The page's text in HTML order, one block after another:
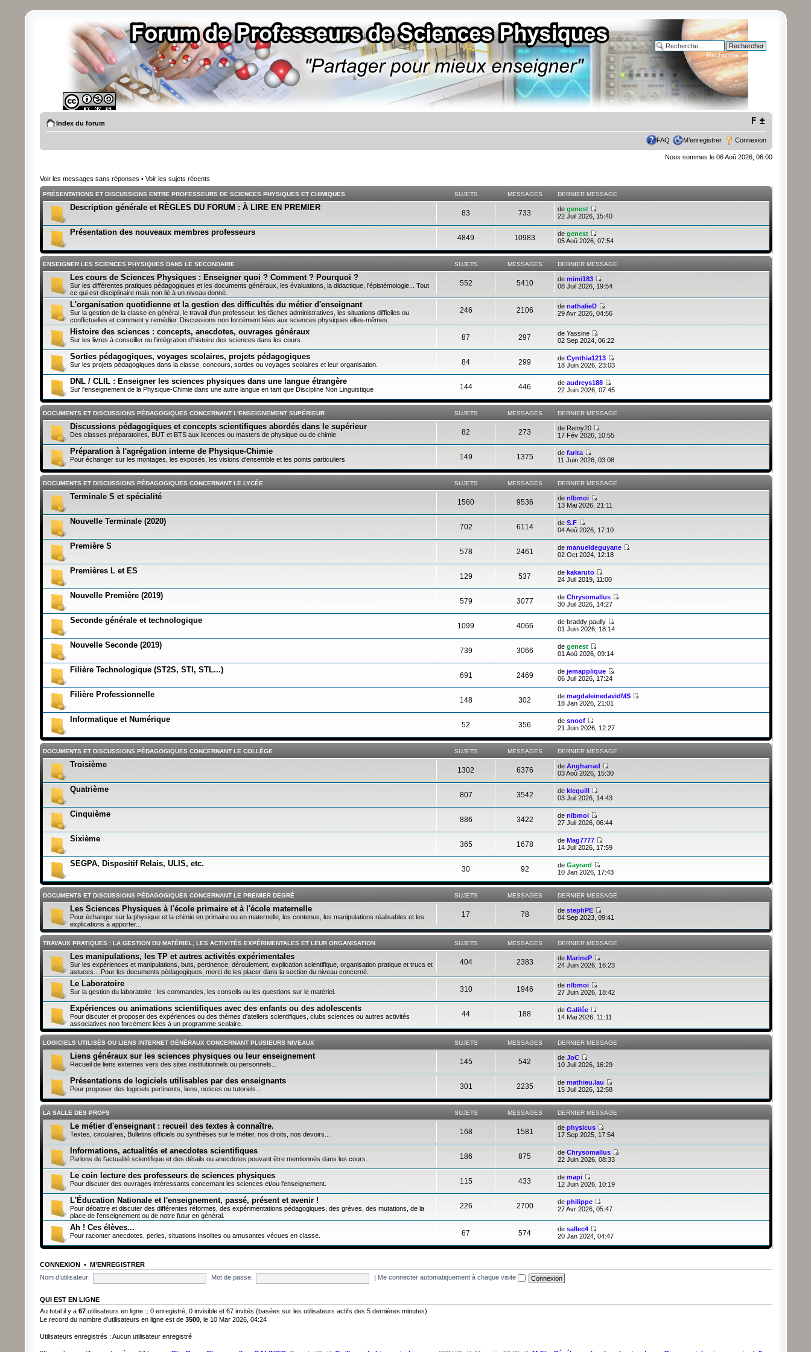
Recherche avancée
Index du forum
FAQ M’enregistrer Connexion
Nous sommes le 06 Aoû 2026, 06:00
Voir les messages sans réponses • Voir les sujets récents
PRÉSENTATIONS ET DISCUSSIONS ENTRE PROFESSEURS DE SCIENCES PHYSIQUES ET CHIMIQUES SUJETS MESSAGES DERNIER MESSAGE
Description générale et RÈGLES DU FORUM : À LIRE EN PREMIER
83 733 de genest
22 Juil 2026, 15:40
Présentation des nouveaux membres professeurs
4849 10983 de genest
05 Aoû 2026, 07:54
ENSEIGNER LES SCIENCES PHYSIQUES DANS LE SECONDAIRE SUJETS MESSAGES DERNIER MESSAGE
Les cours de Sciences Physiques : Enseigner quoi ? Comment ? Pourquoi ?
Sur les différentes pratiques pédagogiques et les documents généraux, les évaluations, la didactique, l'épistémologie... Tout
ce qui est disciplinaire mais non lié à un niveau donné.
552 5410 de mimi183
08 Juil 2026, 19:54
L'organisation quotidienne et la gestion des difficultés du métier d'enseignant
Sur la gestion de la classe en général, le travail d'un professeur, les tâches administratives, les situations difficiles ou
conflictuelles et comment y remédier. Discussions non forcément liées aux sciences physiques elles-mêmes.
246 2106 de nathalieD
29 Avr 2026, 04:56
Histoire des sciences : concepts, anecdotes, ouvrages généraux
Sur les livres à conseiller ou l'intégration d'histoire des sciences dans les cours. 87 297 de Yassine
02 Sep 2024, 06:22
Sorties pédagogiques, voyages scolaires, projets pédagogiques
Sur les projets pédagogiques dans la classe, concours, sorties ou voyages scolaires et leur organisation. 84 299 de Cynthia1213
18 Juin 2026, 23:03
DNL / CLIL : Enseigner les sciences physiques dans une langue étrangère
Sur l'enseignement de la Physique-Chimie dans une autre langue en tant que Discipline Non Linguistique 144 446 de audreys188
22 Juin 2026, 07:45
DOCUMENTS ET DISCUSSIONS PÉDAGOGIQUES CONCERNANT L'ENSEIGNEMENT SUPÉRIEUR SUJETS MESSAGES DERNIER MESSAGE
Discussions pédagogiques et concepts scientifiques abordés dans le supérieur
Des classes préparatoires, BUT et BTS aux licences ou masters de physique ou de chimie 82 273 de Remy20
17 Fév 2026, 10:55
Préparation à l'agrégation interne de Physique-Chimie
Pour échanger sur les montages, les exposés, les visions d'ensemble et les points particuliers 149 1375 de farita
11 Juin 2026, 03:08
DOCUMENTS ET DISCUSSIONS PÉDAGOGIQUES CONCERNANT LE LYCÉE SUJETS MESSAGES DERNIER MESSAGE
Terminale S et spécialité
1560 9536 de nlbmoi
13 Mai 2026, 21:11
Nouvelle Terminale (2020)
702 6114 de S.F
04 Aoû 2026, 17:10
Première S
578 2461 de manueldeguyane
02 Oct 2024, 12:18
Premières L et ES
129 537 de kakaruto
24 Juil 2019, 11:00
Nouvelle Première (2019)
579 3077 de Chrysomallus
30 Juil 2026, 14:27
Seconde générale et technologique
1099 4066 de braddy paully
01 Juin 2026, 18:14
Nouvelle Seconde (2019)
739 3066 de genest
01 Aoû 2026, 09:14
Filière Technologique (ST2S, STI, STL...)
691 2469 de jemapplique
06 Juil 2026, 17:24
Filière Professionnelle
148 302 de magdaleinedavidMS
18 Jan 2026, 21:01
Informatique et Numérique
52 356 de snoof
21 Juin 2026, 12:27
DOCUMENTS ET DISCUSSIONS PÉDAGOGIQUES CONCERNANT LE COLLÈGE SUJETS MESSAGES DERNIER MESSAGE
Troisième
1302 6376 de Angharrad
03 Aoû 2026, 15:30
Quatrième
807 3542 de kleguill
03 Juil 2026, 14:43
Cinquième
886 3422 de nlbmoi
27 Juil 2026, 06:44
Sixième
365 1678 de Mag7777
14 Juil 2026, 17:59
SEGPA, Dispositif Relais, ULIS, etc.
30 92 de Gayrard
10 Jan 2026, 17:43
DOCUMENTS ET DISCUSSIONS PÉDAGOGIQUES CONCERNANT LE PREMIER DEGRÉ SUJETS MESSAGES DERNIER MESSAGE
Les Sciences Physiques à l'école primaire et à l'école maternelle
Pour échanger sur la physique et la chimie en primaire ou en maternelle, les contenus, les manipulations réalisables et les
explications à apporter...
17 78 de stephPE
04 Sep 2023, 09:41
TRAVAUX PRATIQUES : LA GESTION DU MATÉRIEL, LES ACTIVITÉS EXPÉRIMENTALES ET LEUR ORGANISATION SUJETS MESSAGES DERNIER MESSAGE
Les manipulations, les TP et autres activités expérimentales
Sur les expériences et manipulations, buts, pertinence, déroulement, explication scientifique, organisation pratique et trucs et
astuces... Pour les documents pédagogiques, merci de les placer dans la section du niveau concerné.
404 2383 de MarineP
24 Juin 2026, 16:23
Le Laboratoire
Sur la gestion du laboratoire : les commandes, les conseils ou les questions sur le matériel. 310 1946 de nlbmoi
27 Juin 2026, 18:42
Expériences ou animations scientifiques avec des enfants ou des adolescents
Pour discuter et proposer des expériences ou des thèmes d'ateliers scientifiques, clubs sciences ou autres activités
associatives non forcément liées à un programme scolaire.
44 188 de Galilée
14 Mai 2026, 11:11
LOGICIELS UTILISÉS OU LIENS INTERNET GÉNÉRAUX CONCERNANT PLUSIEURS NIVEAUX SUJETS MESSAGES DERNIER MESSAGE
Liens généraux sur les sciences physiques ou leur enseignement
Recueil de liens externes vers des sites institutionnels ou personnels... 145 542 de JoC
10 Juil 2026, 16:29
Présentations de logiciels utilisables par des enseignants
Pour proposer des logiciels pertinents, liens, notices ou tutoriels... 301 2235 de mathieu.lau
15 Juil 2026, 12:58
LA SALLE DES PROFS SUJETS MESSAGES DERNIER MESSAGE
Le métier d'enseignant : recueil des textes à connaître.
Textes, circulaires, Bulletins officiels ou synthèses sur le métier, nos droits, nos devoirs... 168 1581 de physicus
17 Sep 2025, 17:54
Informations, actualités et anecdotes scientifiques
Parlons de l'actualité scientifique et des détails ou anecdotes pouvant être mentionnés dans les cours. 186 875 de Chrysomallus
22 Juin 2026, 08:33
Le coin lecture des professeurs de sciences physiques
Pour discuter des ouvrages intéressants concernant les sciences et/ou l'enseignement. 115 433 de mapi
12 Juin 2026, 10:19
L'Éducation Nationale et l'enseignement, passé, présent et avenir !
Pour débattre et discuter des différentes réformes, des expérimentations pédagogiques, des grèves, des mutations, de la
place de l'enseignement ou de notre futur en général.
226 2700 de philippe
27 Avr 2026, 05:47
Ah ! Ces élèves...
Pour raconter anecdotes, perles, situations insolites ou amusantes vécues en classe. 67 574 de sallec4
20 Jan 2024, 04:47
CONNEXION• M’ENREGISTRER
Nom d’utilisateur:
Mot de passe: Me connecter automatiquement à chaque visite
QUI EST EN LIGNE
Au total il y a 67utilisateurs en ligne :: 0 enregistré, 0 invisible et 67 invités (basées sur les utilisateurs actifs des 5 dernières minutes)
Le record du nombre d’utilisateurs en ligne est de 3500, le 10 Mar 2026, 04:24
Utilisateurs enregistrés : Aucun utilisateur enregistré